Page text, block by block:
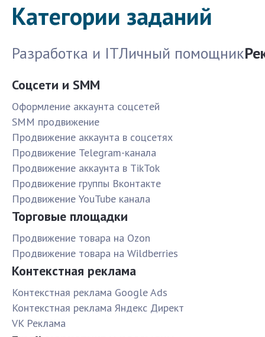
Категории заданий
Разработка и ITЛичный помощник
Соцсети и SMM
Оформление аккаунта соцсетей
SMM продвижение
Продвижение аккаунта в соцсетях
Продвижение Telegram-канала
Продвижение аккаунта в TikTok
Продвижение группы Вконтакте
Продвижение YouTube канала
Торговые площадки
Продвижение товара на Ozon
Продвижение товара на Wildberries
Контекстная реклама
Контекстная реклама Google Ads
Контекстная реклама Яндекс Директ
VK Реклама